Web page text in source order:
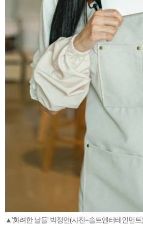
▲'화려한 날들' 박정연(사진=솔트엔터테인먼트)